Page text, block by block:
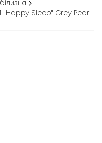
"Happy Sleep" Grey Pearl